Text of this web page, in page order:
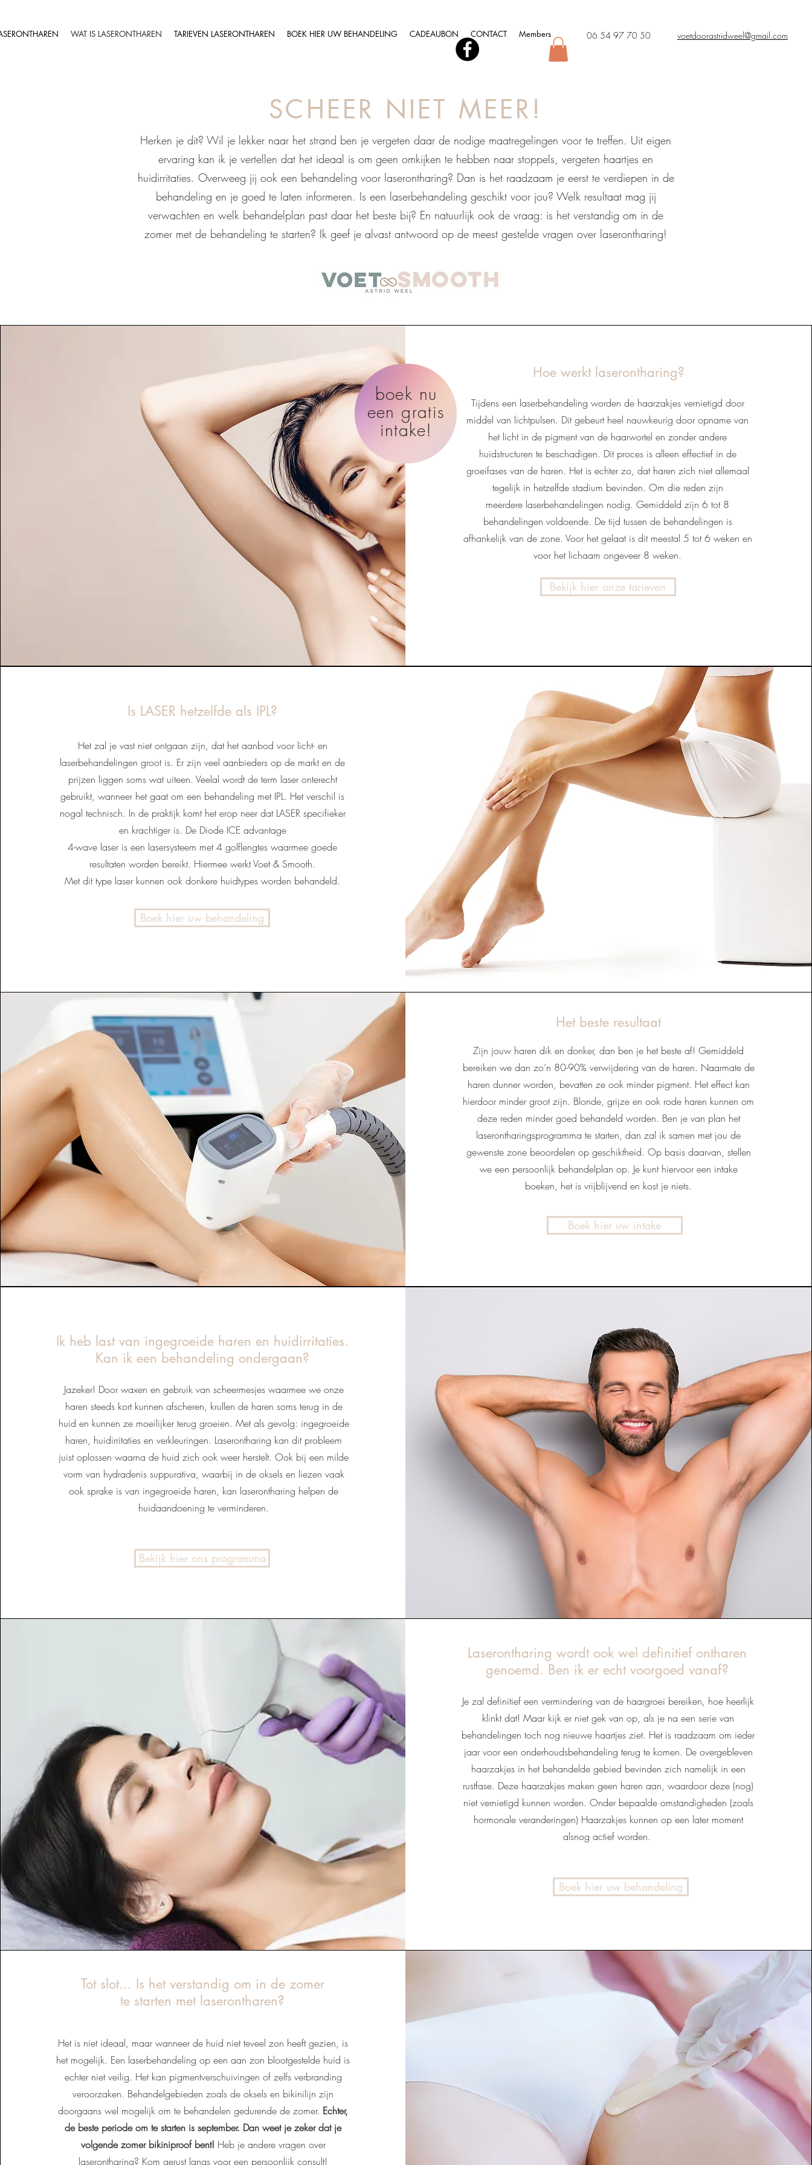
WAT IS LASERONTHAREN TARIEVEN LASERONTHAREN BOEK HIER UW BEHANDELING CADEAUBON CONTACT Members 06 54 97 70 50 voetdoorastridweel@gmail.com
SCHEER NIET MEER!
Herken je dit? Wil je lekker naar het strand ben je vergeten daar de nodige maatregelingen voor te treffen. Uit eigen
ervaring kan ik je vertellen dat het ideaal is om geen omkijken te hebben naar stoppels, vergeten haartjes en
huidirritaties. Overweeg jij ook een behandeling voor laserontharing? Dan is het raadzaam je eerst te verdiepen in de
behandeling en je goed te laten informeren. Is een laserbehandeling geschikt voor jou? Welk resultaat mag jij
verwachten en welk behandelplan past daar het beste bij? En natuurlijk ook de vraag: is het verstandig om in de
zomer met de behandeling te starten? Ik geef je alvast antwoord op de meest gestelde vragen over laserontharing!
Hoe werkt laserontharing?
Tijdens een laserbehandeling worden de haarzakjes vernietigd door
middel van lichtpulsen. Dit gebeurt heel nauwkeurig door opname van
het licht in de pigment van de haarwortel en zonder andere
huidstructuren te beschadigen. Dit proces is alleen effectief in de
groeifases van de haren. Het is echter zo, dat haren zich niet allemaal
tegelijk in hetzelfde stadium bevinden. Om die reden zijn
meerdere laserbehandelingen nodig. Gemiddeld zijn 6 tot 8
behandelingen voldoende. De tijd tussen de behandelingen is
afhankelijk van de zone. Voor het gelaat is dit meestal 5 tot 6 weken en
voor het lichaam ongeveer 8 weken.
Bekijk hier onze tarieven
boek nu
een gratis
intake!
Is LASER hetzelfde als IPL?
Het zal je vast niet ontgaan zijn, dat het aanbod voor licht- en
laserbehandelingen groot is. Er zijn veel aanbieders op de markt en de
prijzen liggen soms wat uiteen. Veelal wordt de term laser onterecht
gebruikt, wanneer het gaat om een behandeling met IPL. Het verschil is
nogal technisch. In de praktijk komt het erop neer dat LASER specifieker
en krachtiger is. De Diode ICE advantage
4-wave laser is een lasersysteem met 4 golflengtes waarmee goede
resultaten worden bereikt. Hiermee werkt Voet & Smooth.
Met dit type laser kunnen ook donkere huidtypes worden behandeld.
Boek hier uw behandeling
Het beste resultaat
Zijn jouw haren dik en donker, dan ben je het beste af! Gemiddeld
bereiken we dan zo’n 80-90% verwijdering van de haren. Naarmate de
haren dunner worden, bevatten ze ook minder pigment. Het effect kan
hierdoor minder groot zijn. Blonde, grijze en ook rode haren kunnen om
deze reden minder goed behandeld worden. Ben je van plan het
laserontharingsprogramma te starten, dan zal ik samen met jou de
gewenste zone beoordelen op geschiktheid. Op basis daarvan, stellen
we een persoonlijk behandelplan op. Je kunt hiervoor een intake
boeken, het is vrijblijvend en kost je niets.
Boek hier uw intake
Ik heb last van ingegroeide haren en huidirritaties.
Kan ik een behandeling ondergaan?
Jazeker! Door waxen en gebruik van scheermesjes waarmee we onze
haren steeds kort kunnen afscheren, krullen de haren soms terug in de
huid en kunnen ze moeilijker terug groeien. Met als gevolg: ingegroeide
haren, huidirritaties en verkleuringen. Laserontharing kan dit probleem
juist oplossen waarna de huid zich ook weer herstelt. Ook bij een milde
vorm van hydradenis suppurativa, waarbij in de oksels en liezen vaak
ook sprake is van ingegroeide haren, kan laserontharing helpen de
huidaandoening te verminderen.
Bekijk hier ons programma
Laserontharing wordt ook wel definitief ontharen
genoemd. Ben ik er echt voorgoed vanaf?
Je zal definitief een vermindering van de haargroei bereiken, hoe heerlijk
klinkt dat! Maar kijk er niet gek van op, als je na een serie van
behandelingen toch nog nieuwe haartjes ziet. Het is raadzaam om ieder
jaar voor een onderhoudsbehandeling terug te komen. De overgebleven
haarzakjes in het behandelde gebied bevinden zich namelijk in een
rustfase. Deze haarzakjes maken geen haren aan, waardoor deze (nog)
niet vernietigd kunnen worden. Onder bepaalde omstandigheden (zoals
hormonale veranderingen) Haarzakjes kunnen op een later moment
alsnog actief worden.
Boek hier uw behandeling
Tot slot... Is het verstandig om in de zomer
te starten met laserontharen?
Het is niet ideaal, maar wanneer de huid niet teveel zon heeft gezien, is
het mogelijk. Een laserbehandeling op een aan zon blootgestelde huid is
echter niet veilig. Het kan pigmentverschuivingen of zelfs verbranding
veroorzaken. Behandelgebieden zoals de oksels en bikinilijn zijn
doorgaans wel mogelijk om te behandelen gedurende de zomer. Echter,
de beste periode om te starten is september. Dan weet je zeker dat je
volgende zomer bikiniproof bent! Heb je andere vragen over
laserontharing? Kom gerust langs voor een persoonlijk consult!